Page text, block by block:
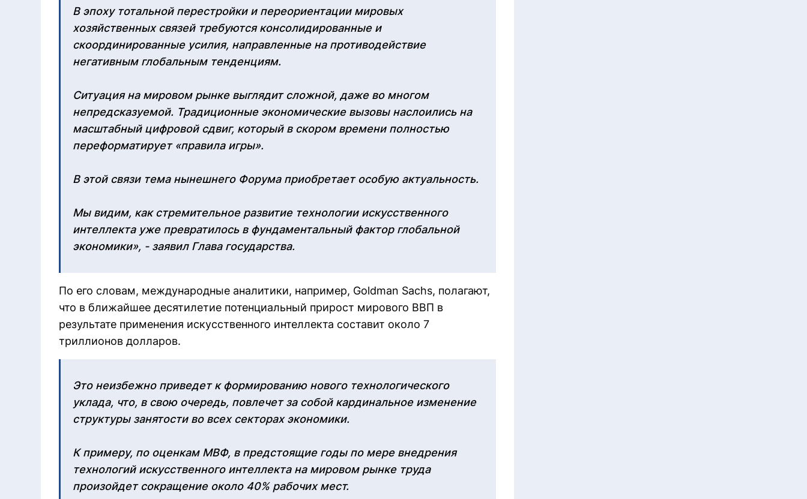
В эпоху тотальной перестройки и переориентации мировых
хозяйственных связей требуются консолидированные и
скоординированные усилия, направленные на противодействие
негативным глобальным тенденциям.
Ситуация на мировом рынке выглядит сложной, даже во многом
непредсказуемой. Традиционные экономические вызовы наслоились на
масштабный цифровой сдвиг, который в скором времени полностью
переформатирует «правила игры».
В этой связи тема нынешнего Форума приобретает особую актуальность.
Мы видим, как стремительное развитие технологии искусственного
интеллекта уже превратилось в фундаментальный фактор глобальной
экономики», - заявил Глава государства.
По его словам, международные аналитики, например, Goldman Sachs, полагают,
что в ближайшее десятилетие потенциальный прирост мирового ВВП в
результате применения искусственного интеллекта составит около 7
триллионов долларов.
Это неизбежно приведет к формированию нового технологического
уклада, что, в свою очередь, повлечет за собой кардинальное изменение
структуры занятости во всех секторах экономики.
К примеру, по оценкам МВФ, в предстоящие годы по мере внедрения
технологий искусственного интеллекта на мировом рынке труда
произойдет сокращение около 40% рабочих мест.